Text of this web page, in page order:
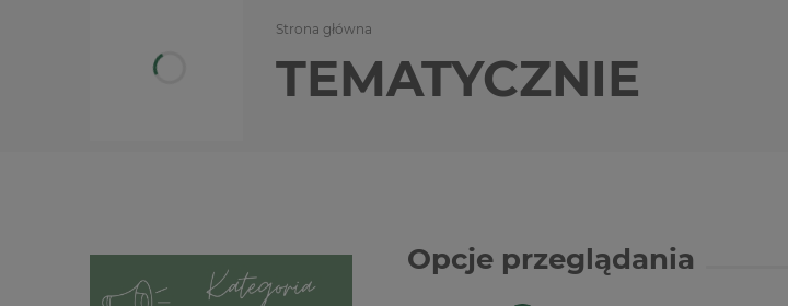
Strona główna
TEMATYCZNIE
Opcje przeglądania